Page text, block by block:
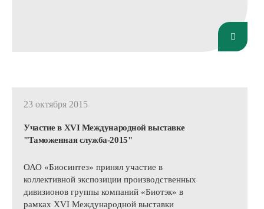
23 октября 2015
Участие в XVI Международной выставке
"Таможенная служба-2015"
ОАО «Биосинтез» принял участие в
коллективной экспозиции производственных
дивизионов группы компаний «Биотэк» в
рамках XVI Международной выставки